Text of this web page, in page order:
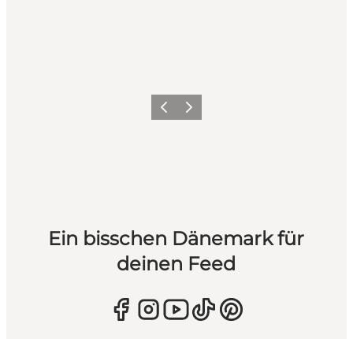
ZurückWeiter
Ein bisschen Dänemark für
deinen Feed